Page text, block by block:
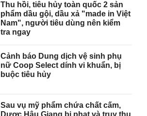
Thu hồi, tiêu hủy toàn quốc 2 sản
phẩm dầu gội, dầu xả "made in Việt
Nam", người tiêu dùng nên kiểm
tra ngay
Cảnh báo Dung dịch vệ sinh phụ
nữ Coop Select dính vi khuẩn, bị
buộc tiêu hủy
Sau vụ mỹ phẩm chứa chất cấm,